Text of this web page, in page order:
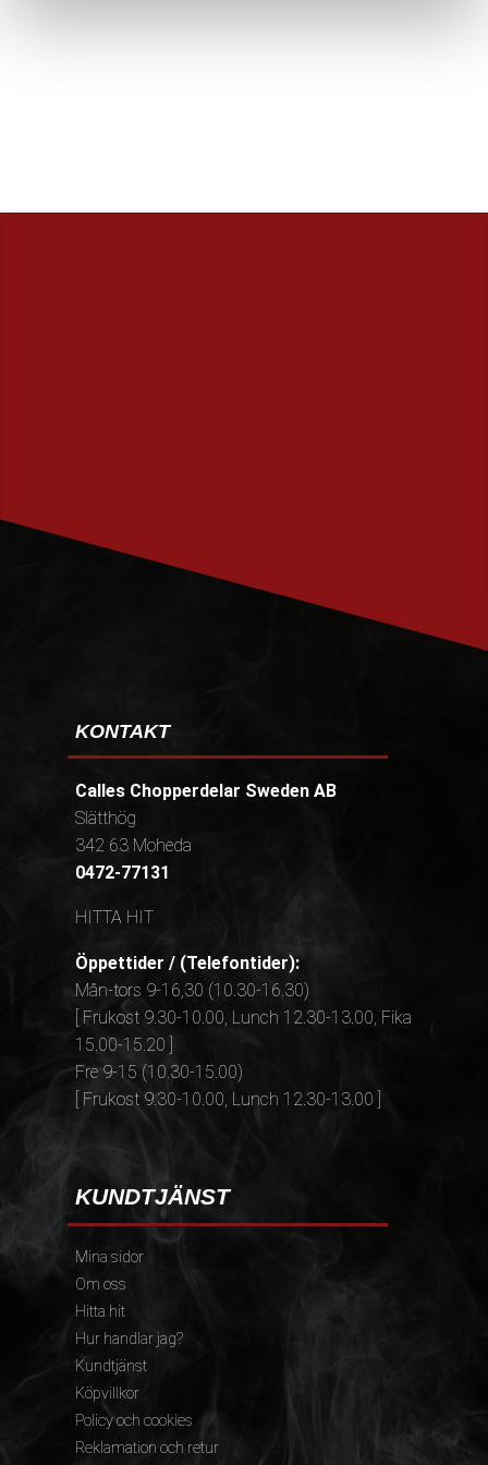
KONTAKT
Calles Chopperdelar Sweden AB
Slätthög
342 63 Moheda
0472-77131
HITTA HIT
Öppettider / (Telefontider):
Mån-tors 9-16,30 (10.30-16.30)
[ Frukost 9.30-10.00, Lunch 12.30-13.00, Fika
15.00-15.20 ]
Fre 9-15 (10.30-15.00)
[ Frukost 9.30-10.00, Lunch 12.30-13.00 ]
KUNDTJÄNST
Mina sidor
Om oss
Hitta hit
Hur handlar jag?
Kundtjänst
Köpvillkor
Policy och cookies
Reklamation och retur